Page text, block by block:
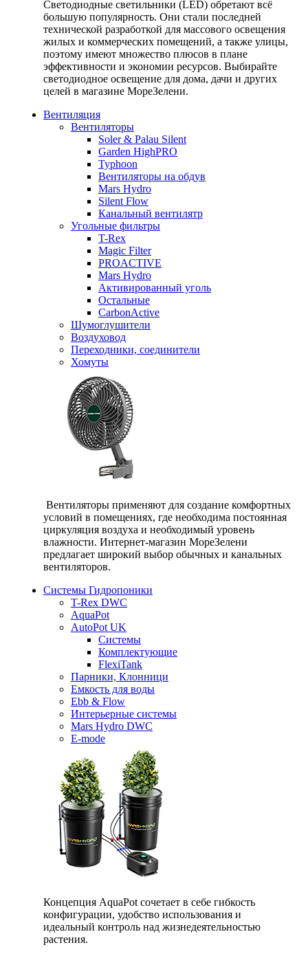
Светодиодные светильники (LED) обретают всё
большую популярность. Они стали последней
технической разработкой для массового освещения
жилых и коммерческих помещений, а также улицы,
поэтому имеют множество плюсов в плане
эффективности и экономии ресурсов. Выбирайте
светодиодное освещение для дома, дачи и других
целей в магазине МореЗелени.
Вентиляция
Вентиляторы
Soler & Palau Silent
Garden HighPRO
Typhoon
Вентиляторы на обдув
Mars Hydro
Silent Flow
Канальный вентилятр
Угольные фильтры
T-Rex
Magic Filter
PROACTIVE
Mars Hydro
Активированный уголь
Остальные
CarbonActive
Шумоглушители
Воздуховод
Переходники, соединители
Хомуты
Вентиляторы применяют для создание комфортных
условий в помещениях, где необходима постоянная
циркуляция воздуха и необходимый уровень
влажности. Интернет-магазин МореЗелени
предлагает широкий выбор обычных и канальных
вентиляторов.
Системы Гидропоники
T-Rex DWC
AquaPot
AutoPot UK
Системы
Комплектующие
FlexiTank
Парники, Клонници
Емкость для воды
Ebb & Flow
Интерьерные системы
Mars Hydro DWC
E-mode
Концепция AquaPot сочетает в себе гибкость
конфигурации, удобство использования и
идеальный контроль над жизнедеятельностью
растения.